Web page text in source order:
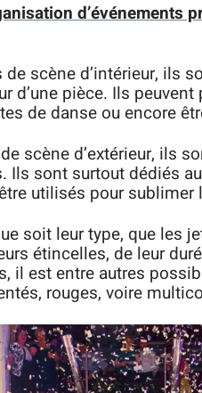
d’événements
scène d’intérieur, ils
d’une pièce. Ils
de danse ou encore
scène d’extérieur, ils
Ils sont surtout dédiés
utilisés pour sublimer
soit leur type, que les
étincelles, de leur
il est entre autres
rouges, voire